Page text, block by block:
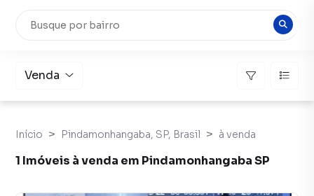
Venda
Início Pindamonhangaba, SP, Brasil à venda
1 Imóveis à venda em Pindamonhangaba SP